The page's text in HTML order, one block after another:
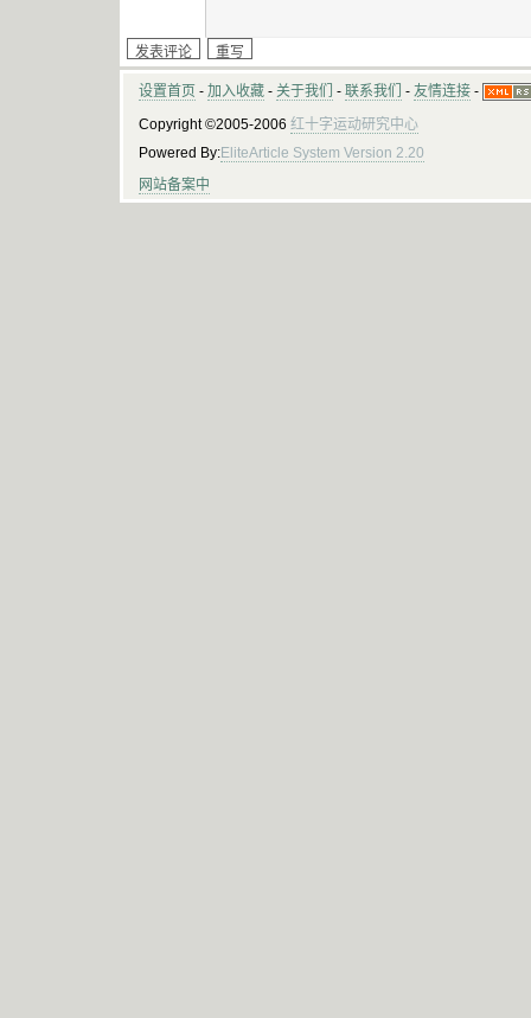
设置首页 - 加入收藏 - 关于我们 - 联系我们 - 友情连接 -
Copyright ©2005-2006 红十字运动研究中心
Powered By:EliteArticle System Version 2.20
网站备案中